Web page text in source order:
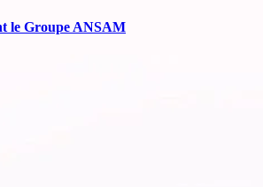
le Groupe ANSAM